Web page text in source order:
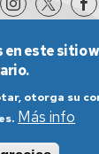
este sitio
otorga su
Más info